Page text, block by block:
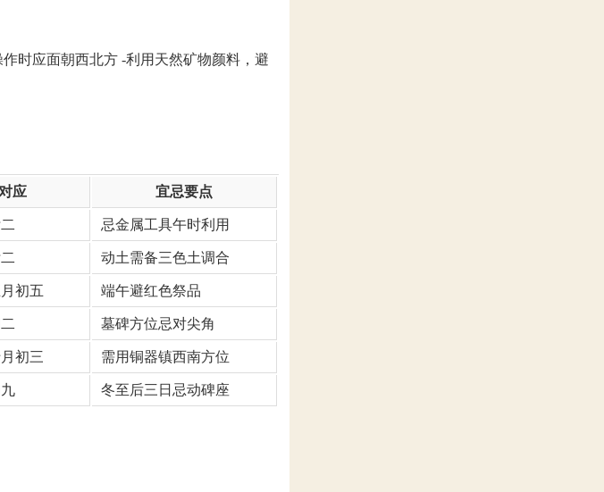
时应面朝西北方 -利用天然矿物颜料，避
应 宜忌要点
忌金属工具午时利用
动土需备三色土调合
初五 端午避红色祭品
墓碑方位忌对尖角
初三 需用铜器镇西南方位
冬至后三日忌动碑座